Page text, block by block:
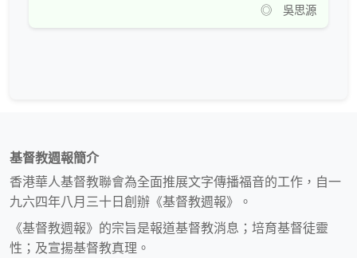
◎ 吳思源
基督教週報簡介
香港華人基督教聯會為全面推展文字傳播福音的工作，自一
九六四年八月三十日創辦《基督教週報》。
《基督教週報》的宗旨是報道基督教消息；培育基督徒靈
性；及宣揚基督教真理。